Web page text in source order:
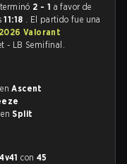
2 - 1 a favor de
11:18 . El partido fue una
2026 Valorant
- LB Semifinal.
enAscent
enSplit
con 45